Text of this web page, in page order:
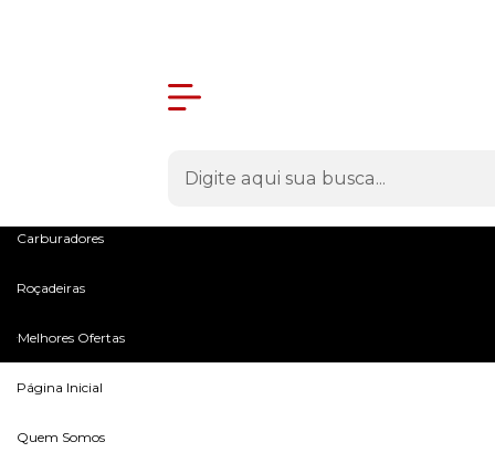
Carburadores
Roçadeiras
Melhores Ofertas
Página Inicial
Quem Somos